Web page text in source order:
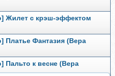
Жилет с крэш-эффектом
Платье Фантазия (Вера
Пальто к весне (Вера